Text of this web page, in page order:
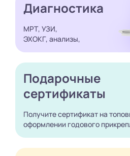
Диагностика
МРТ, УЗИ,
ЭХОКГ, анализы,
Подарочные
сертификаты
Получите сертификат на
оформлении годового